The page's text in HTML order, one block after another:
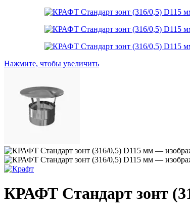
Нажмите, чтобы увеличить
КРАФТ Стандарт зонт